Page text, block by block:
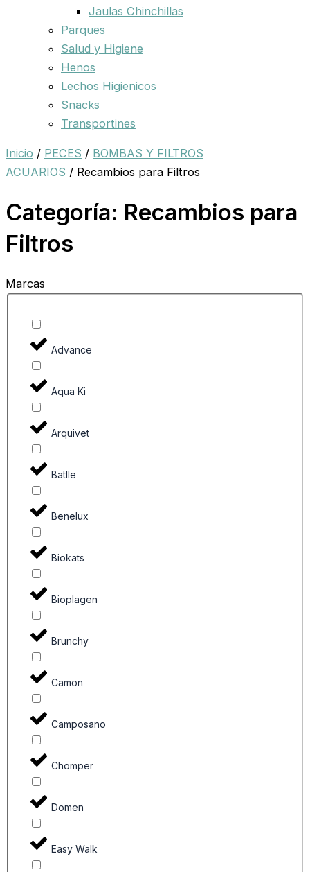
Jaulas Chinchillas
Parques
Salud y Higiene
Henos
Lechos Higienicos
Snacks
Transportines
Inicio / PECES / BOMBAS Y FILTROS
ACUARIOS / Recambios para Filtros
Categoría: Recambios para
Filtros
Marcas
Advance
Aqua Ki
Arquivet
Batlle
Benelux
Biokats
Bioplagen
Brunchy
Camon
Camposano
Chomper
Domen
Easy Walk